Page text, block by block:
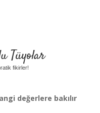
Tüyolar
fikirler!
değerlere bakılır